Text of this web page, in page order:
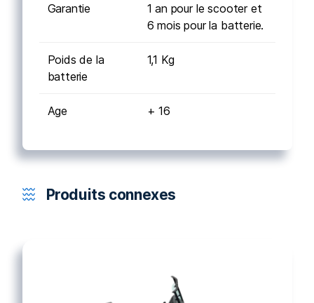
Garantie
1 an pour le scooter et
6 mois pour la batterie.
Poids de la
batterie
1,1 Kg
Age + 16
Produits connexes